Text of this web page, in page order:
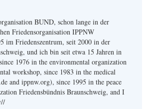
BUND, schon lange in der
Friedensorganisation IPPNW
im Friedenszentrum, seit 2000 in der
und ich bin seit etwa 15 Jahren in
1976 in the environmental organization
workshop, since 1983 in the medical
and ippnw.org), since 1995 in the peace
Friedensbündnis Braunschweig, and I